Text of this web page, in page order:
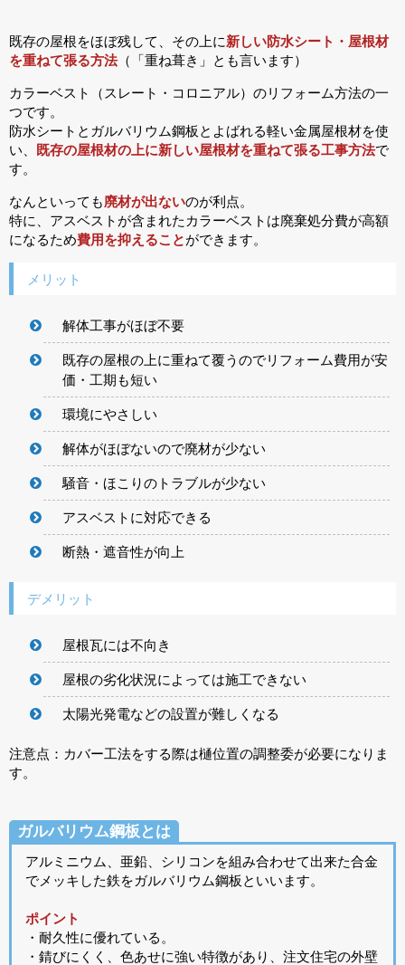
既存の屋根をほぼ残して、その上に新しい防水シート・屋根材
を重ねて張る方法（「重ね葺き」とも言います）
カラーベスト（スレート・コロニアル）のリフォーム方法の一
つです。
防水シートとガルバリウム鋼板とよばれる軽い金属屋根材を使
い、
既存の屋根材の上に新しい屋根材を重ねて張る工事方法で
す。
なんといっても廃材が出ないのが利点。
特に、アスベストが含まれたカラーベストは廃棄処分費が高額
になるため費用を抑えることができます。
メリット
解体工事がほぼ不要
既存の屋根の上に重ねて覆うのでリフォーム費用が安
価・工期も短い
環境にやさしい
解体がほぼないので廃材が少ない
騒音・ほこりのトラブルが少ない
アスベストに対応できる
断熱・遮音性が向上
デメリット
屋根瓦には不向き
屋根の劣化状況によっては施工できない
太陽光発電などの設置が難しくなる
注意点：カバー工法をする際は樋位置の調整委が必要になりま
す。
ガルバリウム鋼板とは
アルミニウム、亜鉛、シリコンを組み合わせて出来た合金
でメッキした鉄をガルバリウム鋼板といいます。
ポイント
・耐久性に優れている。
・錆びにくく、色あせに強い特徴があり、注文住宅の外壁